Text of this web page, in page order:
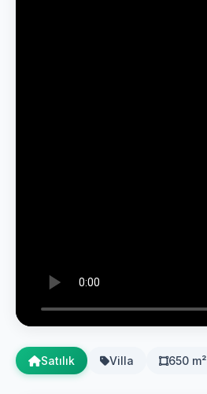
Satılık Villa 650 m²